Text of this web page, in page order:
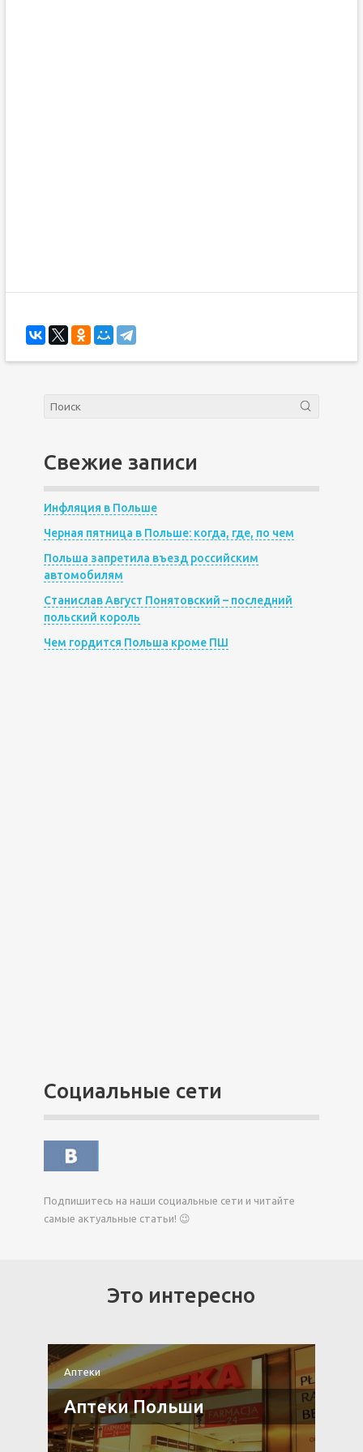
Свежие записи
Инфляция в Польше
Черная пятница в Польше: когда, где, по чем
Польша запретила въезд российским
автомобилям
Станислав Август Понятовский – последний
польский король
Чем гордится Польша кроме ПШ
Социальные сети
Подпишитесь на наши социальные сети и читайте
самые актуальные статьи! 😉
Это интересно
Аптеки
Аптеки Польши